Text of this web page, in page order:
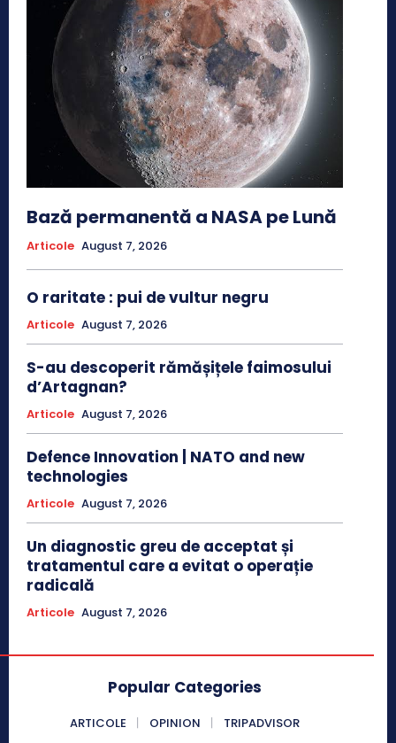
Bază permanentă a NASA pe Lună
Articole August 7, 2026
O raritate : pui de vultur negru
Articole August 7, 2026
S-au descoperit rămășițele faimosului
d’Artagnan?
Articole August 7, 2026
Defence Innovation | NATO and new
technologies
Articole August 7, 2026
Un diagnostic greu de acceptat și
tratamentul care a evitat o operație
radicală
Articole August 7, 2026
Popular Categories
ARTICOLE OPINION TRIPADVISOR